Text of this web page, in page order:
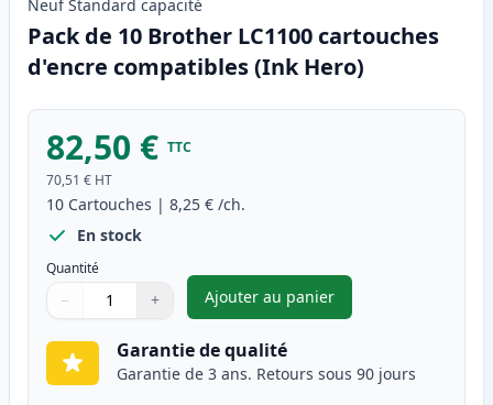
Neuf Standard capacité
Pack de 10 Brother LC1100 cartouches
d'encre compatibles (Ink Hero)
82,50 € TTC
70,51 € HT
10 Cartouches | 8,25 € /ch.
En stock
Quantité
Quantité
Utilisez les boutons pour ajuster
− +
Quantité
Ajouter au panier
,Pack de 10 Brother LC1100
Garantie de qualité
Garantie de 3 ans. Retours sous 90 jours